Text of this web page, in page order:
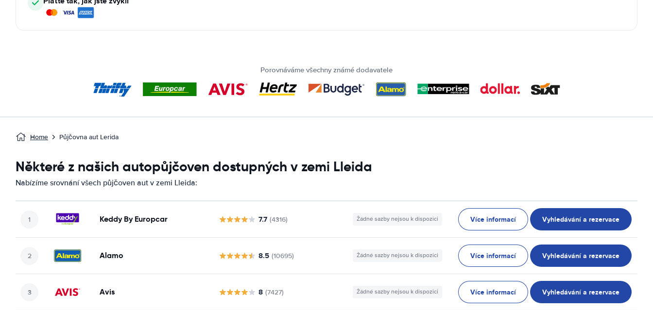
Porovnáváme všechny známé dodavatele
Home Půjčovna aut Lerida
Některé z našich autopůjčoven dostupných v zemi Lleida
Nabízíme srovnání všech půjčoven aut v zemi Lleida:
Keddy By Europcar 7.7 (4316) Žádné sazby nejsou k dispozici Více informací Vyhledávání a rezervace
Alamo 8.5 (10695) Žádné sazby nejsou k dispozici Více informací Vyhledávání a rezervace
Avis 8 (7427) Žádné sazby nejsou k dispozici Více informací Vyhledávání a rezervace